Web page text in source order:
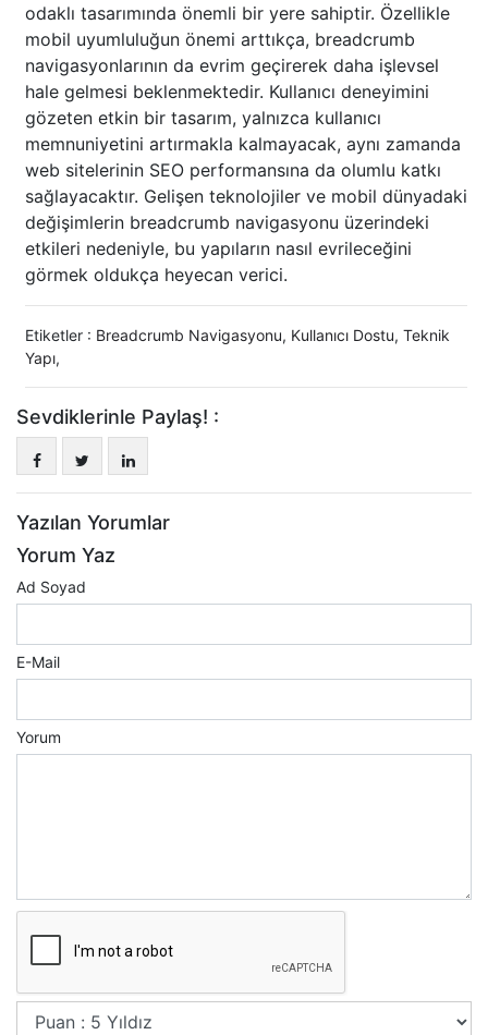
odaklı tasarımında önemli bir yere sahiptir. Özellikle
mobil uyumluluğun önemi arttıkça, breadcrumb
navigasyonlarının da evrim geçirerek daha işlevsel
hale gelmesi beklenmektedir. Kullanıcı deneyimini
gözeten etkin bir tasarım, yalnızca kullanıcı
memnuniyetini artırmakla kalmayacak, aynı zamanda
web sitelerinin SEO performansına da olumlu katkı
sağlayacaktır. Gelişen teknolojiler ve mobil dünyadaki
değişimlerin breadcrumb navigasyonu üzerindeki
etkileri nedeniyle, bu yapıların nasıl evrileceğini
görmek oldukça heyecan verici.
Etiketler : Breadcrumb Navigasyonu, Kullanıcı Dostu, Teknik
Yapı,
Sevdiklerinle Paylaş! :
Yazılan Yorumlar
Yorum Yaz
Ad Soyad
E-Mail
Yorum